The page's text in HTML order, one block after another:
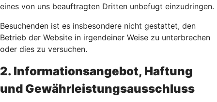
eines von uns beauftragten Dritten unbefugt einzudringen.
Besuchenden ist es insbesondere nicht gestattet, den
Betrieb der Website in irgendeiner Weise zu unterbrechen
oder dies zu versuchen.
2. Informationsangebot, Haftung
und Gewährleistungsausschluss